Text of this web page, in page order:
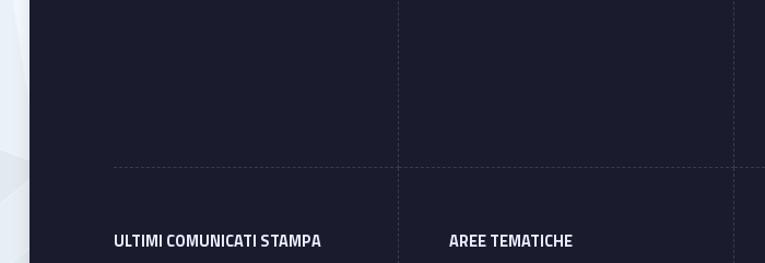
ULTIMI COMUNICATI STAMPA AREE TEMATICHE